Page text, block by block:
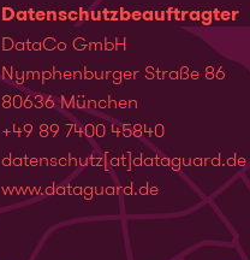
Datenschutzbeauftragter
DataCo GmbH
Nymphenburger Straße 86
80636 München
+49 89 7400 45840
datenschutz​[at]​dataguard.de
www.dataguard.de